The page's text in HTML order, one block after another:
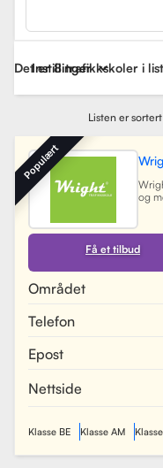
Det er 8 trafikkskoler i
Instillinger
Listen er
og
Få et tilbud
Området
Telefon
Epost
Nettside
Populært
Klasse BE Klasse AM